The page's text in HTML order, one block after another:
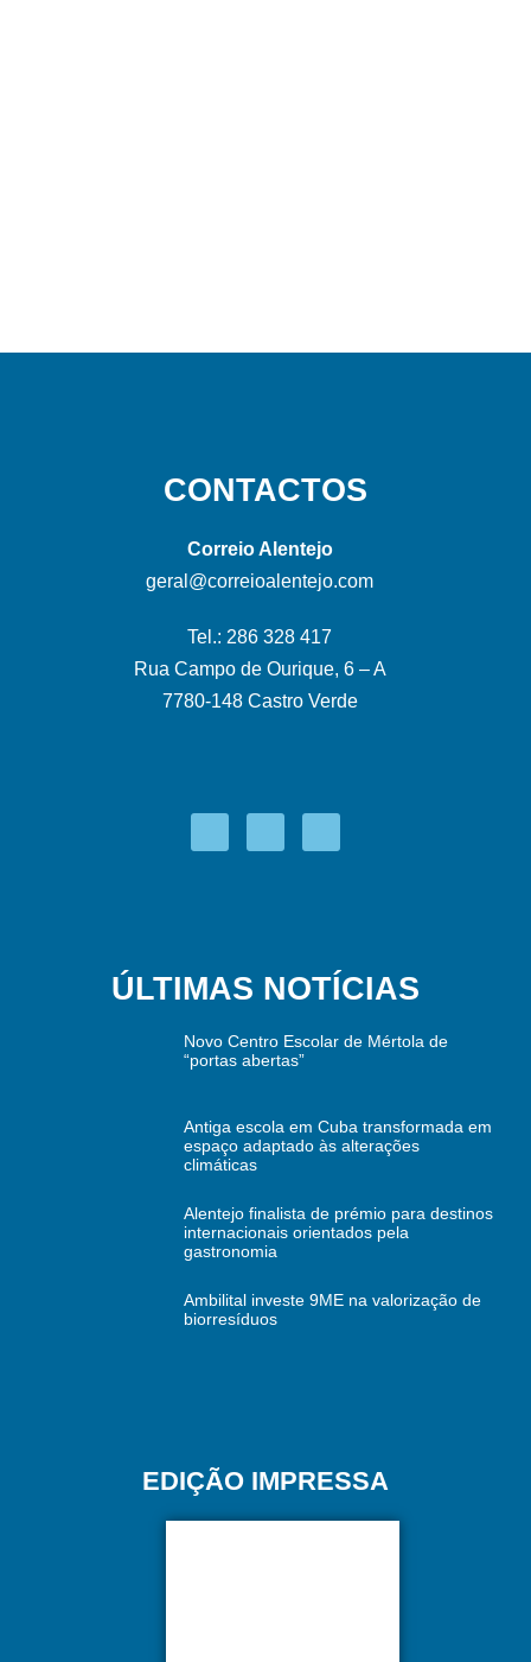
CONTACTOS
Correio Alentejo
geral@correioalentejo.com
Tel.: 286 328 417
Rua Campo de Ourique, 6 – A
7780-148 Castro Verde
ÚLTIMAS NOTÍCIAS
Novo Centro Escolar de Mértola de
“portas abertas”
Antiga escola em Cuba transformada em
espaço adaptado às alterações
climáticas
Alentejo finalista de prémio para destinos
internacionais orientados pela
gastronomia
Ambilital investe 9ME na valorização de
biorresíduos
EDIÇÃO IMPRESSA